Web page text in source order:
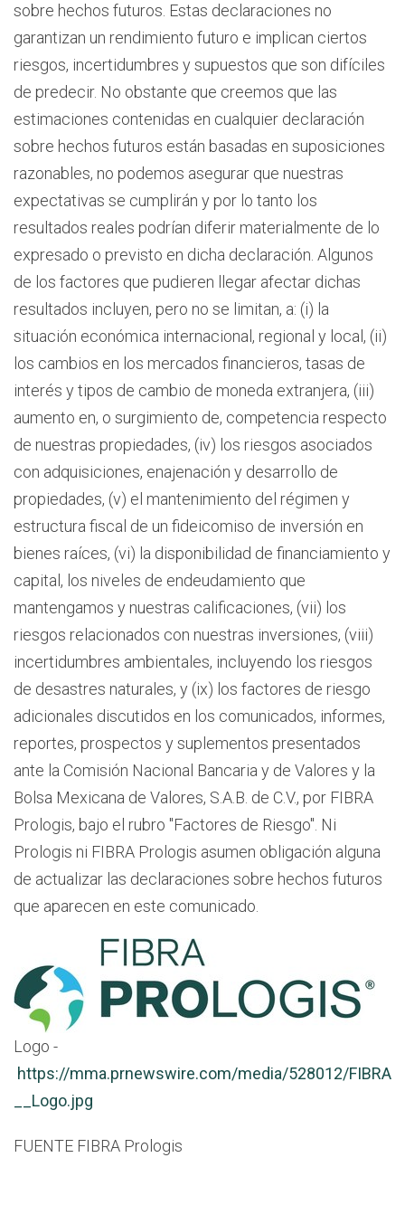
sobre hechos futuros. Estas declaraciones no
garantizan un rendimiento futuro e implican ciertos
riesgos, incertidumbres y supuestos que son difíciles
de predecir. No obstante que creemos que las
estimaciones contenidas en cualquier declaración
sobre hechos futuros están basadas en suposiciones
razonables, no podemos asegurar que nuestras
expectativas se cumplirán y por lo tanto los
resultados reales podrían diferir materialmente de lo
expresado o previsto en dicha declaración. Algunos
de los factores que pudieren llegar afectar dichas
resultados incluyen, pero no se limitan, a: (i) la
situación económica internacional, regional y local, (ii)
los cambios en los mercados financieros, tasas de
interés y tipos de cambio de moneda extranjera, (iii)
aumento en, o surgimiento de, competencia respecto
de nuestras propiedades, (iv) los riesgos asociados
con adquisiciones, enajenación y desarrollo de
propiedades, (v) el mantenimiento del régimen y
estructura fiscal de un fideicomiso de inversión en
bienes raíces, (vi) la disponibilidad de financiamiento y
capital, los niveles de endeudamiento que
mantengamos y nuestras calificaciones, (vii) los
riesgos relacionados con nuestras inversiones, (viii)
incertidumbres ambientales, incluyendo los riesgos
de desastres naturales, y (ix) los factores de riesgo
adicionales discutidos en los comunicados, informes,
reportes, prospectos y suplementos presentados
ante la Comisión Nacional Bancaria y de Valores y la
Bolsa Mexicana de Valores, S.A.B. de C.V., por FIBRA
Prologis, bajo el rubro "Factores de Riesgo". Ni
Prologis ni FIBRA Prologis asumen obligación alguna
de actualizar las declaraciones sobre hechos futuros
que aparecen en este comunicado.
Logo -
https://mma.prnewswire.com/media/528012/FIBRA
__Logo.jpg
FUENTE FIBRA Prologis